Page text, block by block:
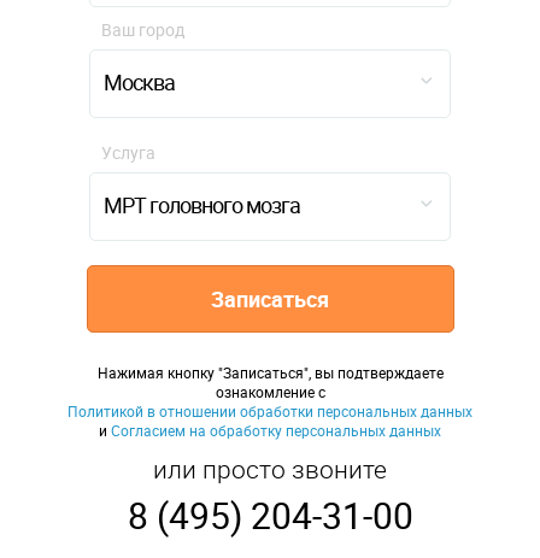
Москва
Ваш город
МРТ головного мозга
Услуга
Записаться
Нажимая кнопку "Записаться", вы подтверждаете
ознакомление с
Политикой в отношении обработки персональных данных
и Согласием на обработку персональных данных
или просто звоните
8 (495) 204-31-00